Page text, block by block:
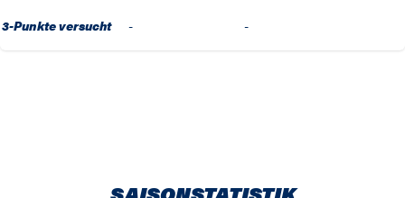
3-Punkte versucht - -